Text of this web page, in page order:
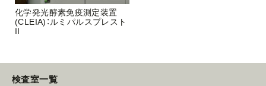
化学発光酵素免疫測定装置
(CLEIA)：ルミパルスプレスト
II
検査室一覧